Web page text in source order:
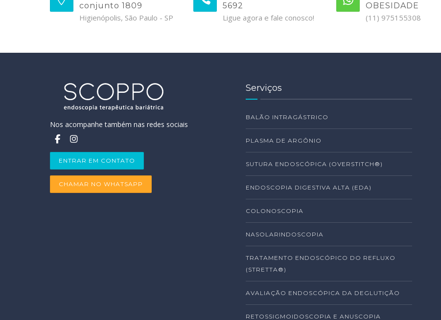
conjunto 1809
Higienópolis, São Paulo - SP
5692
Ligue agora e fale conosco!
OBESIDADE
(11) 975155308
Nos acompanhe também nas redes sociais
ENTRAR EM CONTATO
CHAMAR NO WHATSAPP
Serviços
BALÃO INTRAGÁSTRICO
PLASMA DE ARGÔNIO
SUTURA ENDOSCÓPICA (OVERSTITCH®)
ENDOSCOPIA DIGESTIVA ALTA (EDA)
COLONOSCOPIA
NASOLARINDOSCOPIA
TRATAMENTO ENDOSCÓPICO DO REFLUXO
(STRETTA®)
AVALIAÇÃO ENDOSCÓPICA DA DEGLUTIÇÃO
RETOSSIGMOIDOSCOPIA E ANUSCOPIA